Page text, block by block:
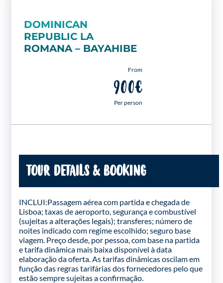
DOMINICAN
REPUBLIC LA
ROMANA – BAYAHIBE
From
900€
Per person
TOUR DETAILS & BOOKING
INCLUI:Passagem aérea com partida e chegada de
Lisboa; taxas de aeroporto, segurança e combustível
(sujeitas a alterações legais); transferes; número de
noites indicado com regime escolhido; seguro base
viagem. Preço desde, por pessoa, com base na partida
e tarifa dinâmica mais baixa disponível à data
elaboração da oferta. As tarifas dinâmicas oscilam em
função das regras tarifárias dos fornecedores pelo que
estão sempre sujeitas a confirmação.